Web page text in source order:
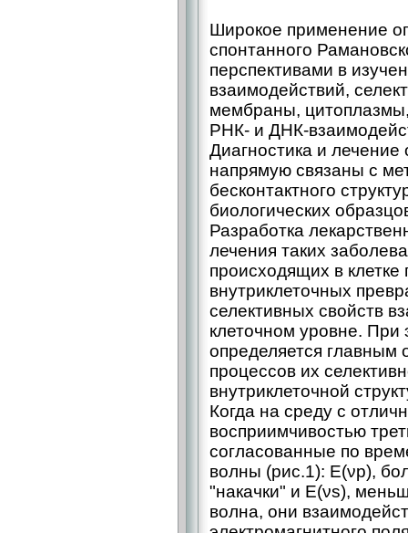
Широкое применение
спонтанного
перспективами в
взаимодействий,
мембраны,
РНК- и ДНК-
Диагностика и лечение
напрямую связаны с
бесконтактного
биологических
Разработка
лечения таких
происходящих в клетке
внутриклеточных
селективных свойств
клеточном уровне. При
определяется главным
процессов их
внутриклеточной
Когда на среду с
восприимчивостью
согласованные по
волны (рис.1): E(νp),
"накачки" и E(νs),
волна, они